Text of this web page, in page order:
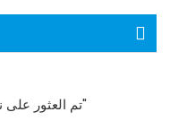
1 تم العثور على نتائج لـ "مفصلة خزانة مزدوجة الطبقات"